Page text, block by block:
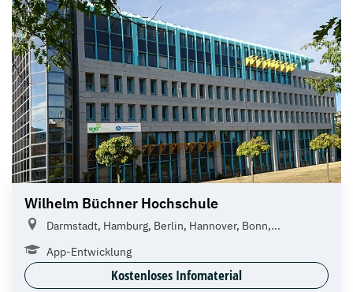
Wilhelm Büchner Hochschule
Darmstadt, Hamburg, Berlin, Hannover, Bonn,...
App-Entwicklung
Kostenloses Infomaterial